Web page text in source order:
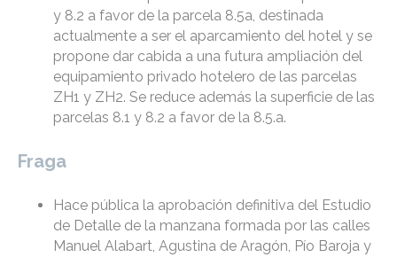
y 8.2 a favor de la parcela 8.5a, destinada
actualmente a ser el aparcamiento del hotel y se
propone dar cabida a una futura ampliación del
equipamiento privado hotelero de las parcelas
ZH1 y ZH2. Se reduce además la superficie de las
parcelas 8.1 y 8.2 a favor de la 8.5.a.
Fraga
Hace pública la aprobación definitiva del Estudio
de Detalle de la manzana formada por las calles
Manuel Alabart, Agustina de Aragón, Pío Baroja y